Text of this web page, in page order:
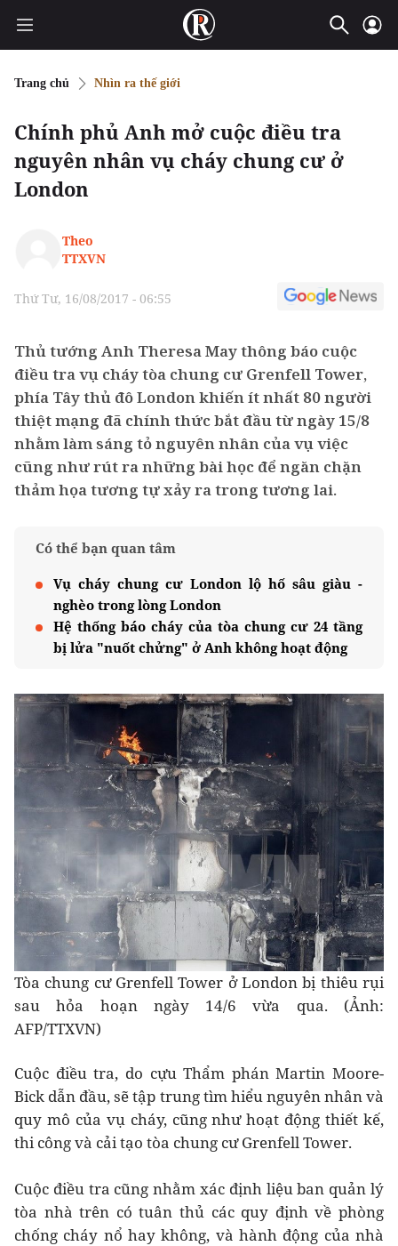
Trang chủ Nhìn ra thế giới
Chính phủ Anh mở cuộc điều tra
nguyên nhân vụ cháy chung cư ở
London
Theo
TTXVN
Thứ Tư, 16/08/2017 - 06:55
Thủ tướng Anh Theresa May thông báo cuộc
điều tra vụ cháy tòa chung cư Grenfell Tower,
phía Tây thủ đô London khiến ít nhất 80 người
thiệt mạng đã chính thức bắt đầu từ ngày 15/8
nhằm làm sáng tỏ nguyên nhân của vụ việc
cũng như rút ra những bài học để ngăn chặn
thảm họa tương tự xảy ra trong tương lai.
Có thể bạn quan tâm
Vụ cháy chung cư London lộ hố sâu giàu -
nghèo trong lòng London
Hệ thống báo cháy của tòa chung cư 24 tầng
bị lửa "nuốt chửng" ở Anh không hoạt động
Tòa chung cư Grenfell Tower ở London bị thiêu rụi
sau hỏa hoạn ngày 14/6 vừa qua. (Ảnh:
AFP/TTXVN)
Cuộc điều tra, do cựu Thẩm phán Martin Moore-
Bick dẫn đầu, sẽ tập trung tìm hiểu nguyên nhân và
quy mô của vụ cháy, cũng như hoạt động thiết kế,
thi công và cải tạo tòa chung cư Grenfell Tower.
Cuộc điều tra cũng nhằm xác định liệu ban quản lý
tòa nhà trên có tuân thủ các quy định về phòng
chống cháy nổ hay không, và hành động của nhà